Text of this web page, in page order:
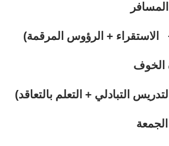
+ الرؤوس المرقمة)
الخوف
التبادلي + التعلم بالتعاقد)